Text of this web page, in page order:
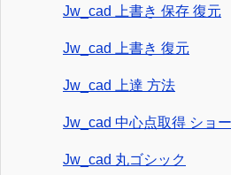
Jw_cad 上書き 保存 復元
Jw_cad 上書き 復元
Jw_cad 上達 方法
Jw_cad 中心点取得 ショ
Jw_cad 丸ゴシック